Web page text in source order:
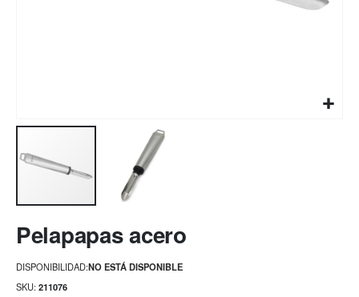
al
comienzo
de
la
Pelapapas acero
DISPONIBILIDAD:NO ESTÁ DISPONIBLE
SKU 211076